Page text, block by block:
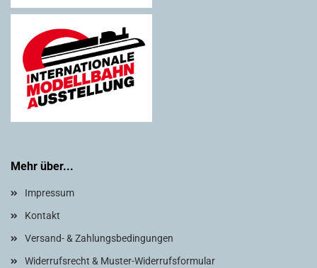
Mehr über...
Impressum
Kontakt
Versand- & Zahlungsbedingungen
Widerrufsrecht & Muster-Widerrufsformular